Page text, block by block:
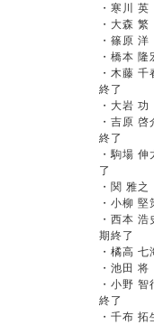
・寒川
・大森
・篠原
・橋本
・木藤
終了
・大岩
・吉原
終了
・駒場
了
・関 雅
・小柳
・西本
期終了
・橘高
・池田
・小野
終了
・千布